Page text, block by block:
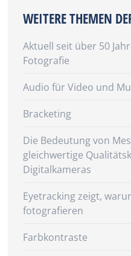
WEITERE THEMEN
Aktuell seit über 50
Fotografie
Audio für Video und
Bracketing
Die Bedeutung von
gleichwertige
Digitalkameras
Eyetracking zeigt,
fotografieren
Farbkontraste